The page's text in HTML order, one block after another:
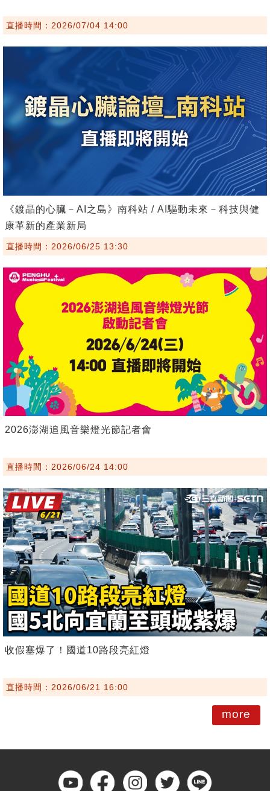
直播時間：2026/07/04 14:00
《鍍晶的心臟－AI之島》南科站 / AI驅動未來－科技與健
康革新的產業新局
直播時間：2026/06/25 13:30
2026澎湖追風音樂燈光節記者會
直播時間：2026/06/24 14:00
收假塞爆了！國道10路段亮紅燈
直播時間：2026/06/21 16:00
more